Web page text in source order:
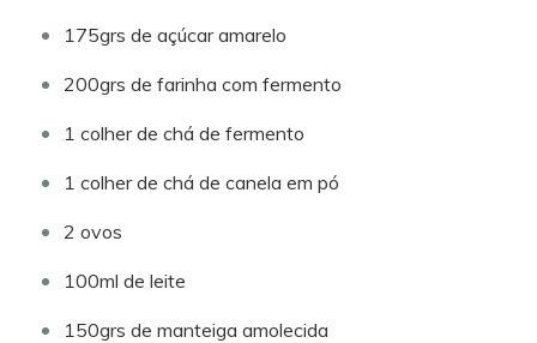
175grs de açúcar amarelo
200grs de farinha com fermento
1 colher de chá de fermento
1 colher de chá de canela em pó
2 ovos
100ml de leite
150grs de manteiga amolecida